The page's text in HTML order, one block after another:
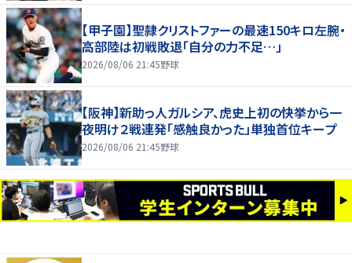
【甲子園】聖隷クリストファーの最速150キロ左腕・
高部陸は初戦敗退「自分の力不足…」
2026/08/06 21:45野球
【阪神】新助っ人ガルシア、虎史上初の快挙から一
夜明け２戦連発「感触良かった」単独首位キープ
2026/08/06 21:45野球